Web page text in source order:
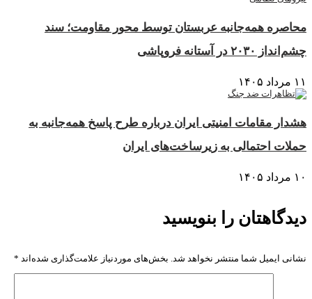
محاصره همه‌جانبه عربستان توسط محور مقاومت؛ سند
چشم‌انداز ۲۰۳۰ در آستانه فروپاشی
۱۱ مرداد ۱۴۰۵
هشدار مقامات امنیتی ایران درباره طرح پاسخ همه‌جانبه به
حملات احتمالی به زیرساخت‌های ایران
۱۰ مرداد ۱۴۰۵
دیدگاهتان را بنویسید
نشانی ایمیل شما منتشر نخواهد شد. بخش‌های موردنیاز علامت‌گذاری شده‌اند *